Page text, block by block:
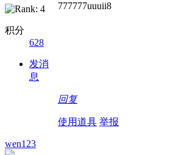
积分
628
发消
息
777777uuuii8
回复
使用道具 举报
wen123